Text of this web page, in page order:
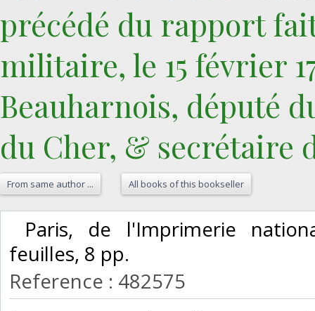
précédé du rapport
militaire, le 15 février
Beauharnois, député
du Cher, & secrétaire
From same author ... All books of this bookseller
Paris, de l'Imprimerie
feuilles, 8 pp. ‎
Reference : 482575